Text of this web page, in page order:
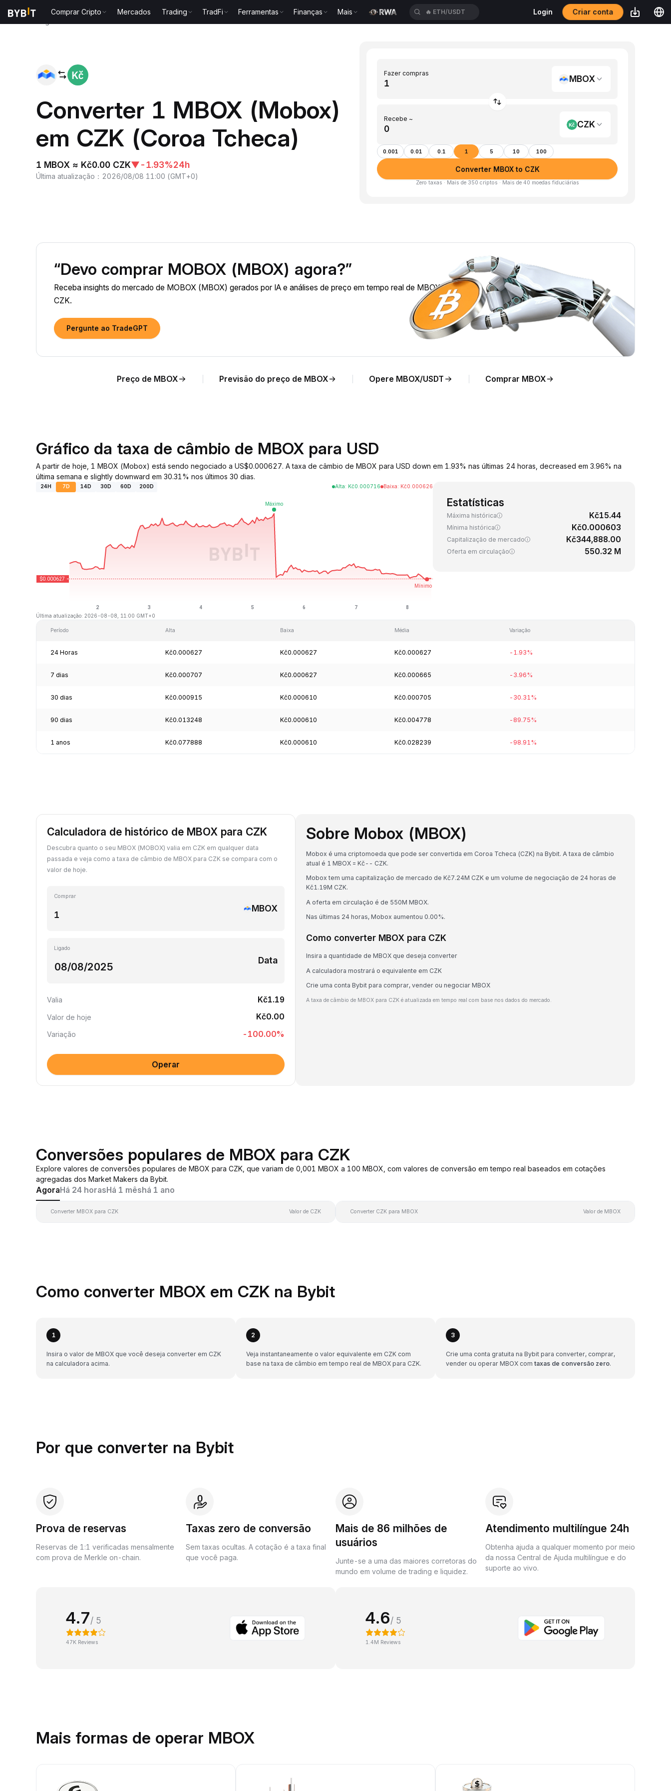
Comprar Cripto Mercados Trading TradFi Ferramentas Finanças Mais 🔥 ETH/USDT Login Criar conta
Converter 1 MBOX (Mobox)
em CZK (Coroa Tcheca)
1 MBOX ≈ Kč0.00 CZK▼-1.93%24h
Última atualização ： 2026/08/08 11:00 (GMT+0)
Fazer compras
MBOX
Recebe ~
CZK
0.001 0.01 0.1 1 5 10 100
Converter MBOX to CZK
Zero taxas · Mais de 350 criptos · Mais de 40 moedas fiduciárias
“Devo comprar MOBOX (MBOX) agora?”
Receba insights do mercado de MOBOX (MBOX) gerados por IA e análises de preço em tempo real de MBOX para
CZK.
Pergunte ao TradeGPT
Preço de MBOX Previsão do preço de MBOX Opere MBOX/USDT Comprar MBOX
Gráfico da taxa de câmbio de MBOX para USD
A partir de hoje, 1 MBOX (Mobox) está sendo negociado a US$0.000627. A taxa de câmbio de MBOX para USD down em 1.93% nas últimas 24 horas, decreased em 3.96% na
última semana e slightly downward em 30.31% nos últimos 30 dias.
24H 7D 14D 30D 60D 200D Alta: Kč0.000716 Baixa: Kč0.000626
Última atualização: 2026-08-08, 11:00 GMT+0
Estatísticas
Máxima histórica Kč15.44
Mínima histórica Kč0.000603
Capitalização de mercado Kč344,888.00
Oferta em circulação 550.32 M
Período Alta Baixa Média Variação
24 Horas Kč0.000627 Kč0.000627 Kč0.000627 -1.93%
7 dias Kč0.000707 Kč0.000627 Kč0.000665 -3.96%
30 dias Kč0.000915 Kč0.000610 Kč0.000705 -30.31%
90 dias Kč0.013248 Kč0.000610 Kč0.004778 -89.75%
1 anos Kč0.077888 Kč0.000610 Kč0.028239 -98.91%
Calculadora de histórico de MBOX para CZK
Descubra quanto o seu MBOX (MOBOX) valia em CZK em qualquer data
passada e veja como a taxa de câmbio de MBOX para CZK se compara com o
valor de hoje.
Comprar
MBOX
Ligado
Data
Valia Kč1.19
Valor de hoje Kč0.00
Variação -100.00%
Operar
Sobre Mobox (MBOX)
Mobox é uma criptomoeda que pode ser convertida em Coroa Tcheca (CZK) na Bybit. A taxa de câmbio
atual é 1 MBOX = Kč-- CZK.
Mobox tem uma capitalização de mercado de Kč7.24M CZK e um volume de negociação de 24 horas de
Kč1.19M CZK.
A oferta em circulação é de 550M MBOX.
Nas últimas 24 horas, Mobox aumentou 0.00%.
Como converter MBOX para CZK
Insira a quantidade de MBOX que deseja converter
A calculadora mostrará o equivalente em CZK
Crie uma conta Bybit para comprar, vender ou negociar MBOX
A taxa de câmbio de MBOX para CZK é atualizada em tempo real com base nos dados do mercado.
Conversões populares de MBOX para CZK
Explore valores de conversões populares de MBOX para CZK, que variam de 0,001 MBOX a 100 MBOX, com valores de conversão em tempo real baseados em cotações
agregadas dos Market Makers da Bybit.
AgoraHá 24 horasHá 1 mêshá 1 ano
Converter MBOX para CZK Valor de CZK Converter CZK para MBOX Valor de MBOX
Como converter MBOX em CZK na Bybit
1
Insira o valor de MBOX que você deseja converter em CZK
na calculadora acima.
2
Veja instantaneamente o valor equivalente em CZK com
base na taxa de câmbio em tempo real de MBOX para CZK.
3
Crie uma conta gratuita na Bybit para converter, comprar,
vender ou operar MBOX com taxas de conversão zero.
Por que converter na Bybit
Prova de reservas
Reservas de 1:1 verificadas mensalmente
com prova de Merkle on-chain.
Taxas zero de conversão
Sem taxas ocultas. A cotação é a taxa final
que você paga.
Mais de 86 milhões de
usuários
Junte-se a uma das maiores corretoras do
mundo em volume de trading e liquidez.
Atendimento multilíngue 24h
Obtenha ajuda a qualquer momento por meio
da nossa Central de Ajuda multilíngue e do
suporte ao vivo.
4.7/ 5
47K Reviews
4.6/ 5
1.4M Reviews
Mais formas de operar MBOX